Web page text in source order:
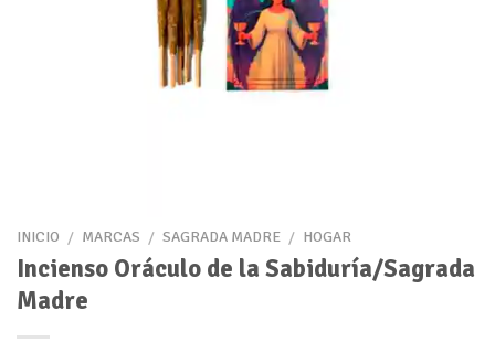
INICIO / MARCAS / SAGRADA MADRE / HOGAR
Incienso Oráculo de la Sabiduría/Sagrada
Madre